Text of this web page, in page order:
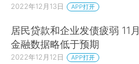
2022年12月13日 APP打开
居民贷款和企业发债疲弱 11月
金融数据略低于预期
2022年12月12日 APP打开